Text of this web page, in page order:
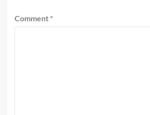
Comment *